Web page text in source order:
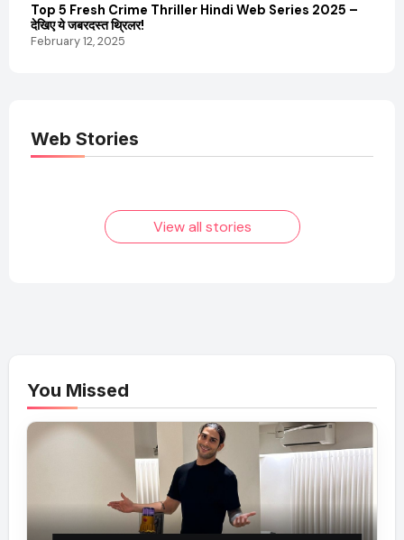
Top 5 Fresh Crime Thriller Hindi Web Series 2025 –
देखिए ये जबरदस्त थ्रिलर!
February 12, 2025
Web Stories
Elvish Yadav: एक
आम लड़के से यूट्यूबर
फिल्मों का जादू और उनका
View all stories
You Missed